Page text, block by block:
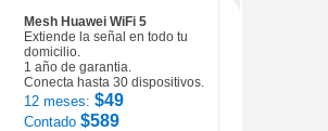
Mesh Huawei WiFi 5
Extiende la señal en todo tu
domicilio.
1 año de garantia.
Conecta hasta 30 dispositivos.
12 meses: $49
Contado $589